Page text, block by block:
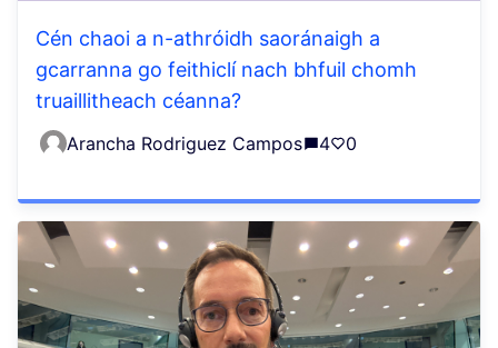
Cén chaoi a n-athróidh saoránaigh a
gcarranna go feithiclí nach bhfuil chomh
truaillitheach céanna?
Arancha Rodriguez Campos 4 0